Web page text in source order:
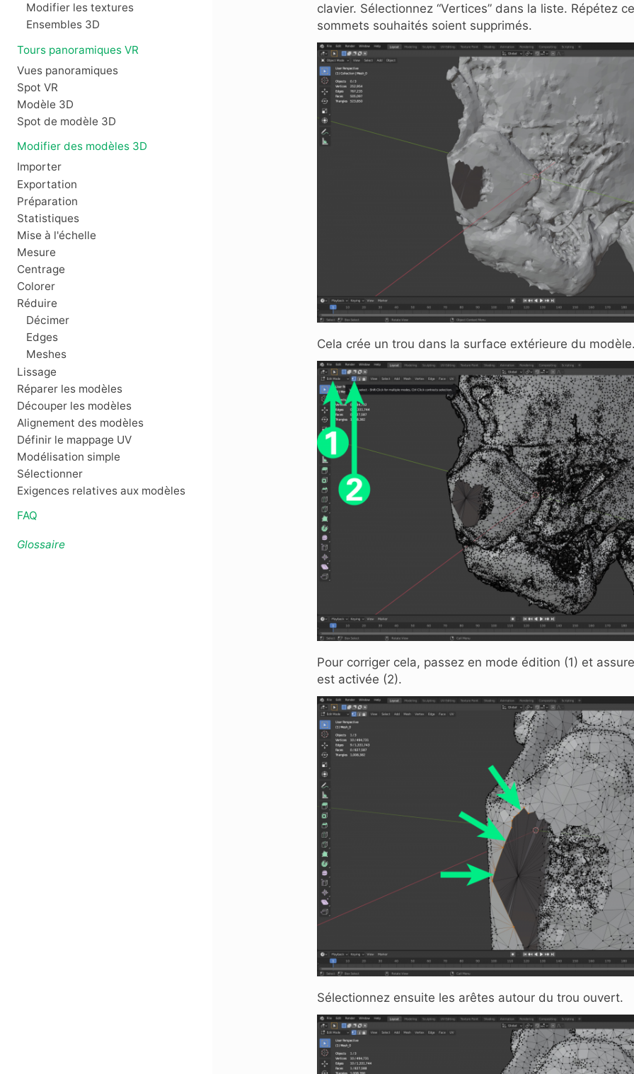
clavier. Sélectionnez “Vertices” dans la liste. Répétez
sommets souhaités soient supprimés.
Cela crée un trou dans la surface extérieure du
Pour corriger cela, passez en mode édition (1) et
est activée (2).
Sélectionnez ensuite les arêtes autour du trou ouvert.
Modifier les textures
Ensembles 3D
Tours panoramiques VR
Vues panoramiques
Spot VR
Modèle 3D
Spot de modèle 3D
Modifier des modèles 3D
Importer
Exportation
Préparation
Statistiques
Mise à l'échelle
Mesure
Centrage
Colorer
Réduire
Décimer
Edges
Meshes
Lissage
Réparer les modèles
Découper les modèles
Alignement des modèles
Définir le mappage UV
Modélisation simple
Sélectionner
Exigences relatives aux modèles
FAQ
Glossaire